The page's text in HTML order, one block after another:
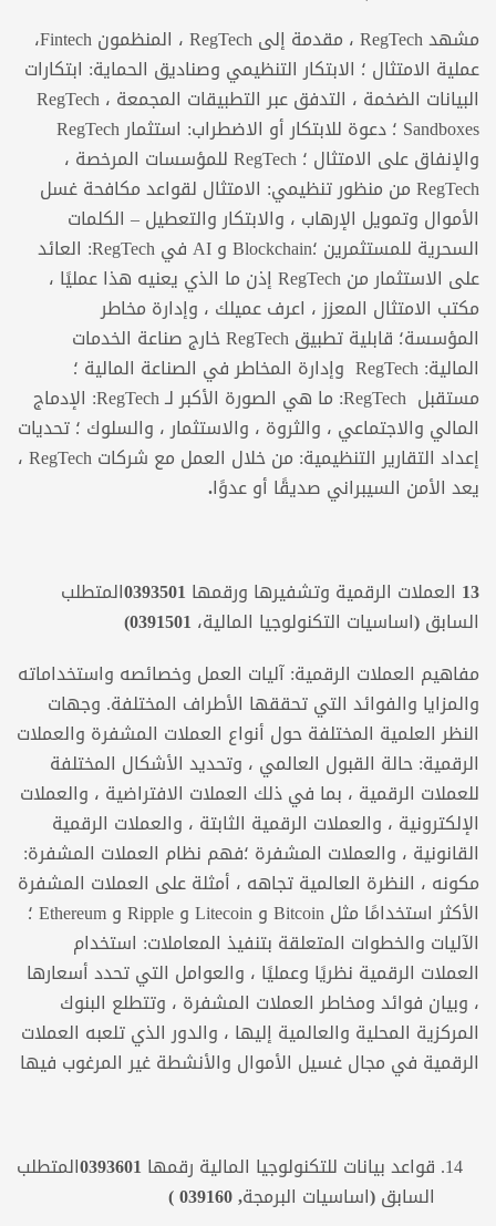
مشهد RegTech ، مقدمة إلى RegTech ، المنظمون Fintech،
عملية الامتثال ؛ الابتكار التنظيمي وصناديق الحماية: ابتكارات
البيانات الضخمة ، التدفق عبر التطبيقات المجمعة ، RegTech
Sandboxes ؛ دعوة للابتكار أو الاضطراب: استثمار RegTech
والإنفاق على الامتثال ؛ RegTech للمؤسسات المرخصة ،
RegTech من منظور تنظيمي: الامتثال لقواعد مكافحة غسل
الأموال وتمويل الإرهاب ، والابتكار والتعطيل – الكلمات
السحرية للمستثمرين ؛Blockchain و AI في RegTech: العائد
على الاستثمار من RegTech إذن ما الذي يعنيه هذا عمليًا ،
مكتب الامتثال المعزز ، اعرف عميلك ، وإدارة مخاطر
المؤسسة؛ قابلية تطبيق RegTech خارج صناعة الخدمات
المالية: RegTech وإدارة المخاطر في الصناعة المالية ؛
مستقبل RegTech: ما هي الصورة الأكبر لـ RegTech: الإدماج
المالي والاجتماعي ، والثروة ، والاستثمار ، والسلوك ؛ تحديات
إعداد التقارير التنظيمية: من خلال العمل مع شركات RegTech ،
يعد الأمن السيبراني صديقًا أو عدوًا.
13 العملات الرقمية وتشفيرها ورقمها 0393501المتطلب
السابق (اساسيات التكنولوجيا المالية، 0391501)
مفاهيم العملات الرقمية: آليات العمل وخصائصه واستخداماته
والمزايا والفوائد التي تحققها الأطراف المختلفة. وجهات
النظر العلمية المختلفة حول أنواع العملات المشفرة والعملات
الرقمية: حالة القبول العالمي ، وتحديد الأشكال المختلفة
للعملات الرقمية ، بما في ذلك العملات الافتراضية ، والعملات
الإلكترونية ، والعملات الرقمية الثابتة ، والعملات الرقمية
القانونية ، والعملات المشفرة ؛فهم نظام العملات المشفرة:
مكونه ، النظرة العالمية تجاهه ، أمثلة على العملات المشفرة
الأكثر استخدامًا مثل Bitcoin و Litecoin و Ripple و Ethereum ؛
الآليات والخطوات المتعلقة بتنفيذ المعاملات: استخدام
العملات الرقمية نظريًا وعمليًا ، والعوامل التي تحدد أسعارها
، وبيان فوائد ومخاطر العملات المشفرة ، وتتطلع البنوك
المركزية المحلية والعالمية إليها ، والدور الذي تلعبه العملات
الرقمية في مجال غسيل الأموال والأنشطة غير المرغوب فيها
قواعد بيانات للتكنولوجيا المالية رقمها 0393601المتطلب
السابق (اساسيات البرمجة,039160
)